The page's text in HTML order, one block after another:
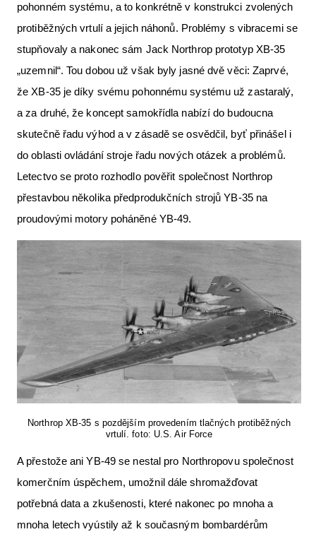
pohonném systému, a to konkrétně v konstrukci zvolených
protiběžných vrtulí a jejich náhonů. Problémy s vibracemi se
stupňovaly a nakonec sám Jack Northrop prototyp XB-35
„uzemnil“. Tou dobou už však byly jasné dvě věci: Zaprvé,
že XB-35 je díky svému pohonnému systému už zastaralý,
a za druhé, že koncept samokřídla nabízí do budoucna
skutečně řadu výhod a v zásadě se osvědčil, byť přinášel i
do oblasti ovládání stroje řadu nových otázek a problémů.
Letectvo se proto rozhodlo pověřit společnost Northrop
přestavbou několika předprodukčních strojů YB-35 na
proudovými motory poháněné YB-49.
Northrop XB-35 s pozdějším provedením tlačných protiběžných
vrtulí. foto: U.S. Air Force
A přestože ani YB-49 se nestal pro Northropovu společnost
komerčním úspěchem, umožnil dále shromažďovat
potřebná data a zkušenosti, které nakonec po mnoha a
mnoha letech vyústily až k současným bombardérům